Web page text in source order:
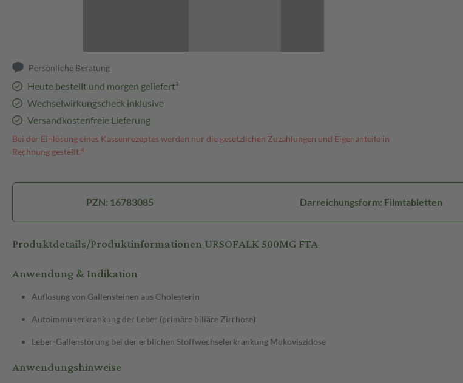
Persönliche Beratung
Heute bestellt und morgen geliefert³
Wechselwirkungscheck inklusive
Versandkostenfreie Lieferung
Bei der Einlösung eines Kassenrezeptes werden nur die gesetzlichen Zuzahlungen und Eigenanteile in
Rechnung gestellt.⁴
PZN: 16783085 Darreichungsform: Filmtabletten
Produktdetails/Produktinformationen URSOFALK 500MG FTA
Anwendung & Indikation
Auflösung von Gallensteinen aus Cholesterin
Autoimmunerkrankung der Leber (primäre biliäre Zirrhose)
Leber-Gallenstörung bei der erblichen Stoffwechselerkrankung Mukoviszidose
Anwendungshinweise